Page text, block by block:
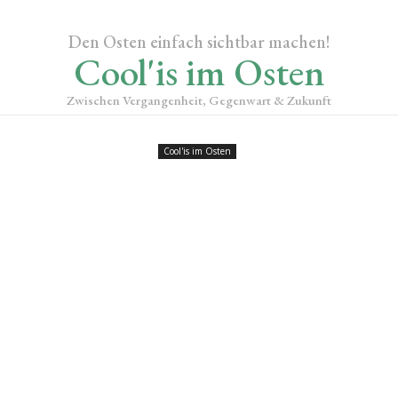
Den Osten einfach sichtbar machen!
Cool'is im Osten
Zwischen Vergangenheit, Gegenwart & Zukunft
Cool'is im Osten